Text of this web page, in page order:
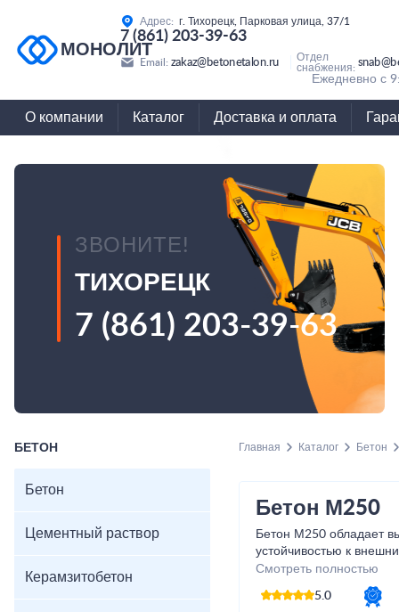
МОНОЛИТ
Адрес: г. Тихорецк, Парковая улица, 37/1
7 (861) 203-39-63
Email: zakaz@betonetalon.ru
Отдел
снабжения:
Ежедневно с
О компании Каталог Доставка и оплата
ЗВОНИТЕ!
ТИХОРЕЦК
7 (861) 203-39-63
БЕТОН
Бетон
Цементный раствор
Керамзитобетон
Главная Каталог Бетон
Бетон М250
Бетон М250 обладает
устойчивостью к
идеальным решением
дорог и других
вы можете быть
Смотреть полностью
5.0